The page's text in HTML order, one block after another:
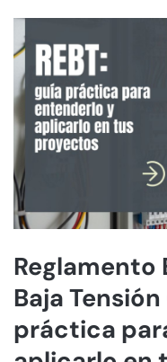
Baja Tensión
práctica